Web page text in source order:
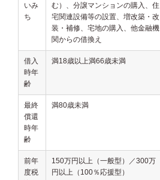
いみ
ち
む）、分譲マンションの購入、住
宅関連設備等の設置、増改築・改
装・補修、宅地の購入、他金融機
関からの借換え
借入
時年
齢
満18歳以上満66歳未満
最終
償還
時年
齢
満80歳未満
前年
度税
150万円以上（一般型）／300万
円以上（100％応援型）